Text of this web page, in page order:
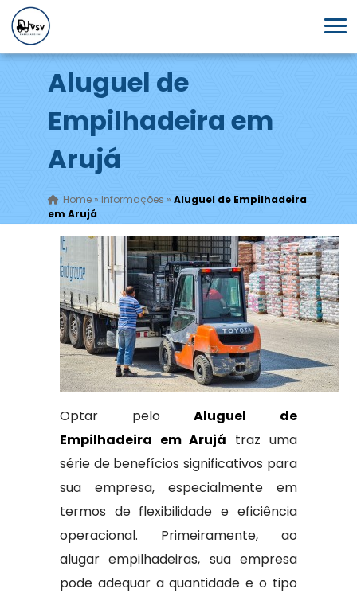
Aluguel de
Empilhadeira em
Arujá
Home» Informações » Aluguel de Empilhadeira
em Arujá
Optar peloAluguel de
Empilhadeira em Arujá traz uma
série de benefícios significativos para
sua empresa, especialmente em
termos de flexibilidade e eficiência
operacional. Primeiramente, ao
alugar empilhadeiras, sua empresa
pode adequar a quantidade e o tipo